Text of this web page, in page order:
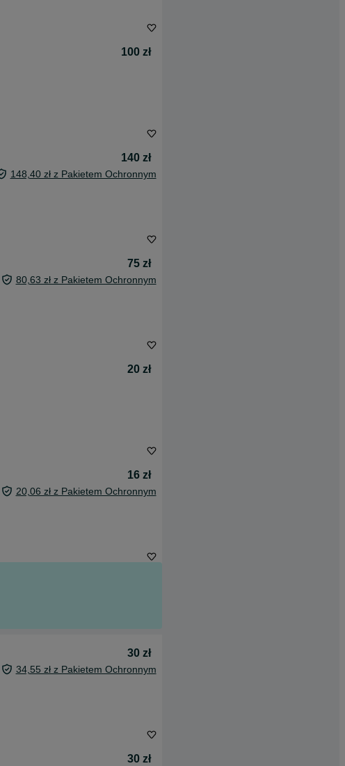
100 zł
140 zł
148,40 zł z Pakietem Ochronnym
75 zł
80,63 zł z Pakietem Ochronnym
20 zł
16 zł
20,06 zł z Pakietem Ochronnym
30 zł
34,55 zł z Pakietem Ochronnym
30 zł